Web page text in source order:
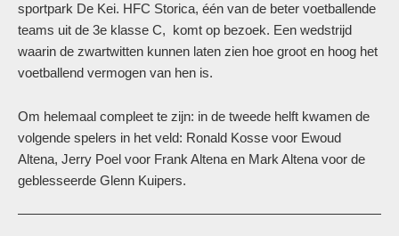
sportpark De Kei. HFC Storica, één van de beter voetballende
teams uit de 3e klasse C, komt op bezoek. Een wedstrijd
waarin de zwartwitten kunnen laten zien hoe groot en hoog het
voetballend vermogen van hen is.
Om helemaal compleet te zijn: in de tweede helft kwamen de
volgende spelers in het veld: Ronald Kosse voor Ewoud
Altena, Jerry Poel voor Frank Altena en Mark Altena voor de
geblesseerde Glenn Kuipers.